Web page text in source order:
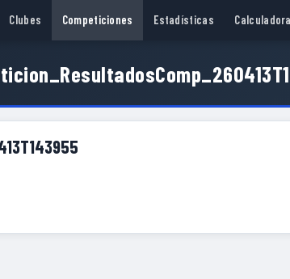
Clubes Competiciones Estadísticas Calculadora